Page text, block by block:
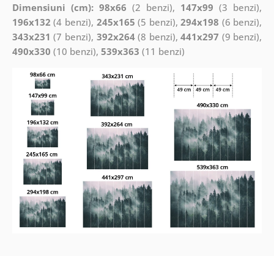
Dimensiuni (cm): 98x66 (2 benzi), 147x99 (3 benzi),
196x132 (4 benzi), 245x165 (5 benzi),294x198 (6 benzi),
343x231 (7 benzi), 392x264(8 benzi),441x297 (9 benzi),
490x330 (10 benzi), 539x363 (11 benzi)